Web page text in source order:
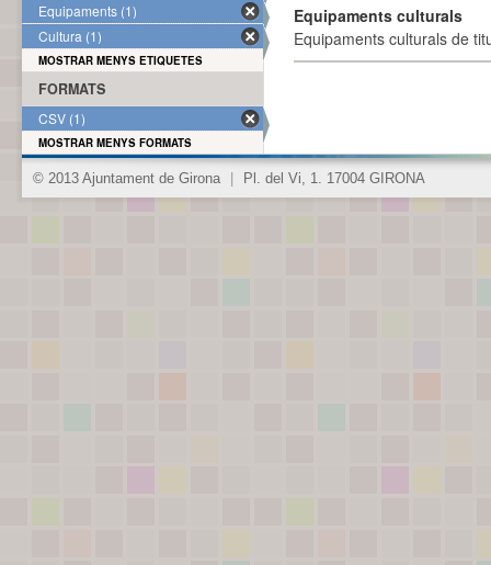
Equipaments culturals
Equipaments culturals de
Equipaments (1)
Cultura (1)
MOSTRAR MENYS ETIQUETES
FORMATS
CSV (1)
MOSTRAR MENYS FORMATS
© 2013 Ajuntament de Girona Pl. del Vi, 1. 17004 GIRONA